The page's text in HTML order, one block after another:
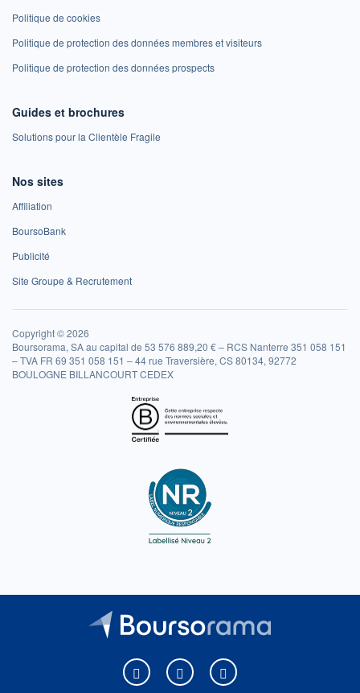
Politique de cookies
Politique de protection des données membres et visiteurs
Politique de protection des données prospects
Guides et brochures
Solutions pour la Clientèle Fragile
Nos sites
Affiliation
BoursoBank
Publicité
Site Groupe & Recrutement
Copyright © 2026
Boursorama, SA au capital de 53 576 889,20 € – RCS Nanterre 351 058 151
– TVA FR 69 351 058 151 – 44 rue Traversière, CS 80134, 92772
BOULOGNE BILLANCOURT CEDEX
Boursorama sur Facebook
Boursorama sur XBoursorama sur